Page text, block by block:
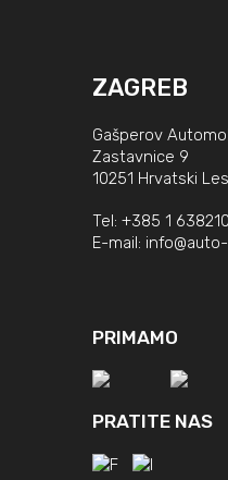
ZAGREB
Gašperov
Zastavnice 9
10251 Hrvatski
Tel: +385 1
E-mail:
PRIMAMO
PRATITE NAS